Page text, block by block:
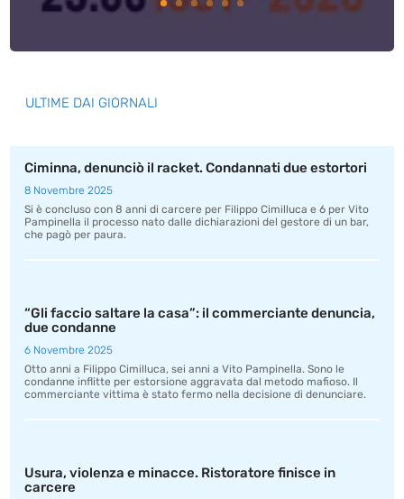
ULTIME DAI GIORNALI
Ciminna, denunciò il racket. Condannati due estortori
8 Novembre 2025
Si è concluso con 8 anni di carcere per Filippo Cimilluca e 6 per Vito
Pampinella il processo nato dalle dichiarazioni del gestore di un bar,
che pagò per paura.
“Gli faccio saltare la casa”: il commerciante denuncia,
due condanne
6 Novembre 2025
Otto anni a Filippo Cimilluca, sei anni a Vito Pampinella. Sono le
condanne inflitte per estorsione aggravata dal metodo mafioso. Il
commerciante vittima è stato fermo nella decisione di denunciare.
Usura, violenza e minacce. Ristoratore finisce in
carcere